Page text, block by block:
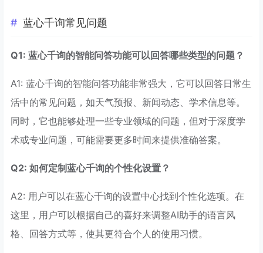
蓝心千询常见问题
Q1: 蓝心千询的智能问答功能可以回答哪些类型的问题？
A1: 蓝心千询的智能问答功能非常强大，它可以回答日常生
活中的常见问题，如天气预报、新闻动态、学术信息等。
同时，它也能够处理一些专业领域的问题，但对于深度学
术或专业问题，可能需要更多时间来提供准确答案。
Q2: 如何定制蓝心千询的个性化设置？
A2: 用户可以在蓝心千询的设置中心找到个性化选项。在
这里，用户可以根据自己的喜好来调整AI助手的语言风
格、回答方式等，使其更符合个人的使用习惯。